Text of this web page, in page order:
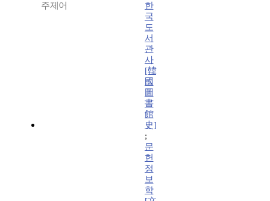
주제어
한
국
도
서
관
사
[韓
國
圖
書
館
史]
;
문
헌
정
보
학